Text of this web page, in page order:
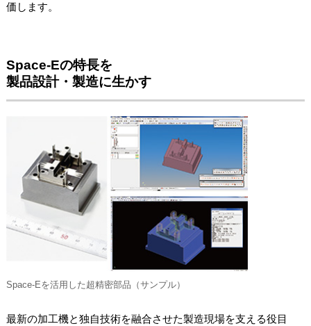
価します。
Space-Eの特長を
製品設計・製造に生かす
Space-Eを活用した超精密部品（サンプル）
最新の加工機と独自技術を融合させた製造現場を支える役目